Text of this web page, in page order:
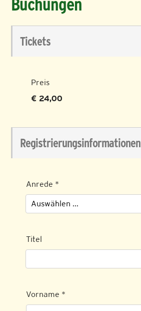
Buchungen
Tickets
Preis
€ 24,00
Registrierungsinformationen
Anrede *
Titel
Vorname *